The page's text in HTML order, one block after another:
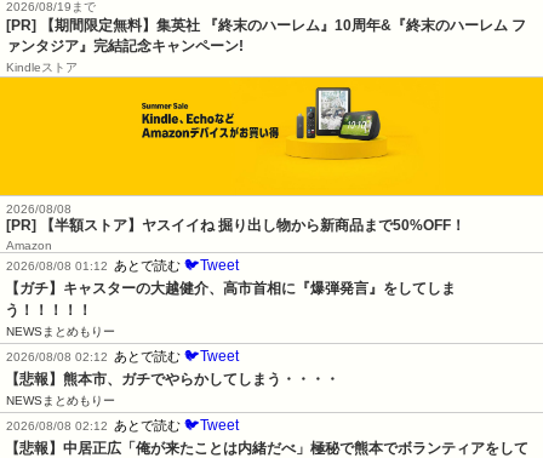
2026/08/19まで
[PR] 【期間限定無料】集英社 『終末のハーレム』10周年&『終末のハーレム フ
ァンタジア』完結記念キャンペーン!
Kindleストア
2026/08/08
[PR] 【半額ストア】ヤスイイね 掘り出し物から新商品まで50%OFF！
Amazon
2026/08/08 01:12
あとで読む 🐦Tweet
【ガチ】キャスターの大越健介、高市首相に『爆弾発言』をしてしま
う！！！！！
NEWSまとめもりー
2026/08/08 02:12
あとで読む 🐦Tweet
【悲報】熊本市、ガチでやらかしてしまう・・・・
NEWSまとめもりー
2026/08/08 02:12
あとで読む 🐦Tweet
【悲報】中居正広「俺が来たことは内緒だべ」極秘で熊本でボランティアをして